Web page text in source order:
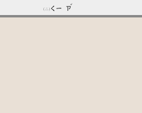
ㄑㄧ ㄗ
ˇ